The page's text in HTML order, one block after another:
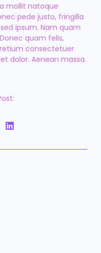
mollit natoque
pede justo, fringilla
ipsum. Nam quam
quam felis,
consectetuer
dolor. Aenean massa.